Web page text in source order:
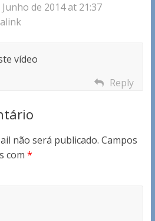
Junho de 2014 at 21:37
vídeo
Reply
não será publicado. Campos
com *